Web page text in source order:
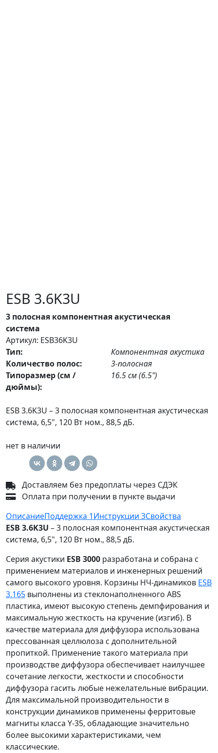
ESB 3.6K3U
3 полосная компонентная акустическая
система
Артикул: ESB36K3U
Тип:
Компонентная акустика
Количество полос:
3-полосная
Типоразмер (см /
дюймы):
16.5 см (6.5")
ESB 3.6K3U – 3 полосная компонентная акустическая
система, 6,5", 120 Вт ном., 88,5 дБ.
нет в наличии
Доставляем без предоплаты через СДЭК
Оплата при получении в пункте выдачи
ОписаниеПоддержка 1Инструкции 3Свойства
ESB 3.6K3U – 3 полосная компонентная акустическая
система, 6,5", 120 Вт ном., 88,5 дБ.
Серия акустики ESB 3000 разработана и собрана с
применением материалов и инженерных решений
самого высокого уровня. Корзины НЧ-динамиков ESB
3.165 выполнены из стеклонаполненного ABS
пластика, имеют высокую степень демпфирования и
максимальную жесткость на кручение (изгиб). В
качестве материала для диффузора использована
прессованная целлюлоза с дополнительной
пропиткой. Применение такого материала при
производстве диффузора обеспечивает наилучшее
сочетание легкости, жесткости и способности
диффузора гасить любые нежелательные вибрации.
Для максимальной производительности в
конструкции динамиков применены ферритовые
магниты класса Y-35, обладающие значительно
более высокими характеристиками, чем
классические.